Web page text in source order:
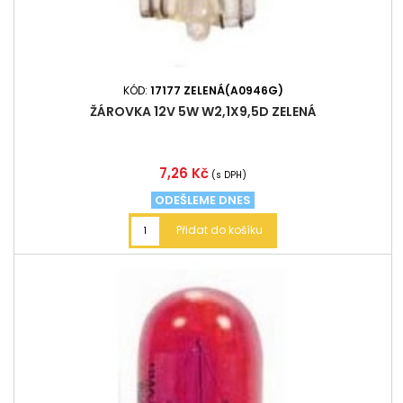
KÓD: 17177 ZELENÁ(A0946G)
ŽÁROVKA 12V 5W W2,1X9,5D ZELENÁ
Cena
7,26 Kč (s DPH)
ODEŠLEME DNES
Přidat do košíku